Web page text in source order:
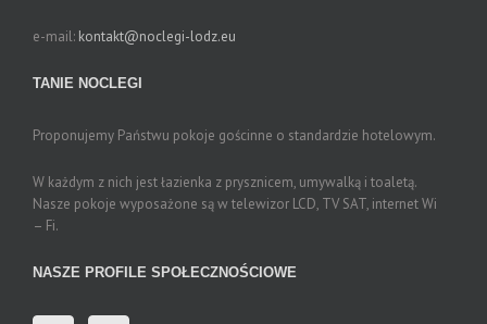
e-mail: kontakt@noclegi-lodz.eu
TANIE NOCLEGI
Proponujemy Państwu pokoje gościnne o standardzie hotelowym.
W każdym z nich jest łazienka z prysznicem, umywalką i toaletą.
Nasze pokoje wyposażone są w telewizor LCD, TV SAT, internet Wi
– Fi.
NASZE PROFILE SPOŁECZNOŚCIOWE